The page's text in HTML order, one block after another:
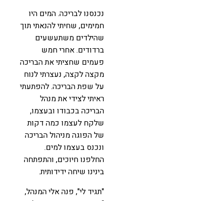
נכנסנו לבריכה. המים היו
חמימים, שחיתי להנאתי תוך
שהילדים משתעשעים
ברדודים. אחרי חמש
פעמים שחציתי את הבריכה
מקצה לקצה, נעצרתי לנוח
על שפת הבריכה. להפתעתי
ראיתי לצידי את מנהל
הבריכה בכבודו ובעצמו,
שלקח לעצמו כמה דקות
של הפוגה מניהול הבריכה
ונכנס בעצמו למים.
החלפנו חיוכים, והתפתחה
בינינו שיחה ידידותית.
"תגיד לי", פנה אלי המנהל,